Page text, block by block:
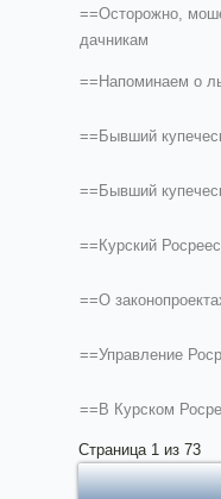
==Осторожно,
дачникам
==Напоминаем о
==Бывший
==Бывший
==Курский
==О
==Управление
==В Курском
Страница 1 из 73